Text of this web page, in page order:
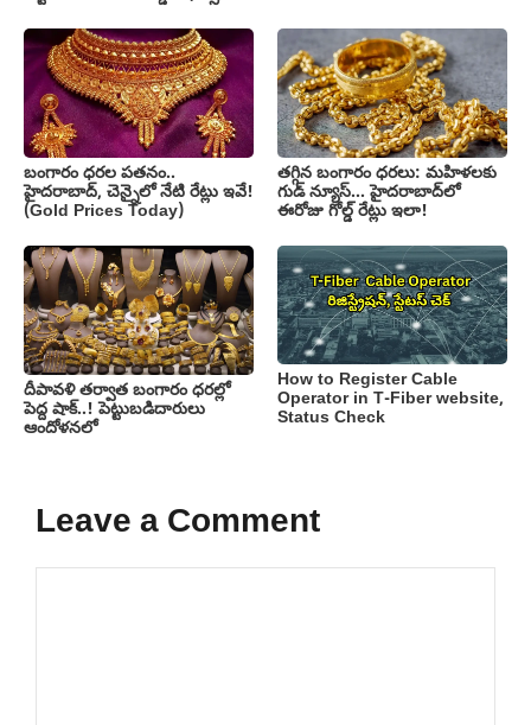
బంగారం ధరల పతనం..
హైదరాబాద్, చెన్నైలో నేటి రేట్లు ఇవే!
(Gold Prices Today)
తగ్గిన బంగారం ధరలు: మహిళలకు
గుడ్ న్యూస్… హైదరాబాద్‌లో
ఈరోజు గోల్డ్ రేట్లు ఇలా!
దీపావళి తర్వాత బంగారం ధరల్లో
పెద్ద షాక్..! పెట్టుబడిదారులు
ఆందోళనలో
How to Register Cable
Operator in T-Fiber website,
Status Check
Leave a Comment
Comment